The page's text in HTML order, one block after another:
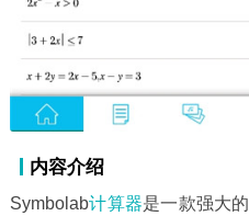
内容介绍
Symbolab计算器是一款强大的